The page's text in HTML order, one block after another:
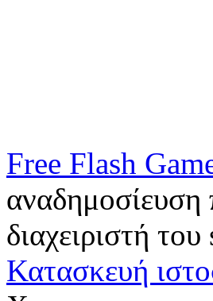
Free Flash
αναδημοσίευση
διαχειριστή
Κατασκευή